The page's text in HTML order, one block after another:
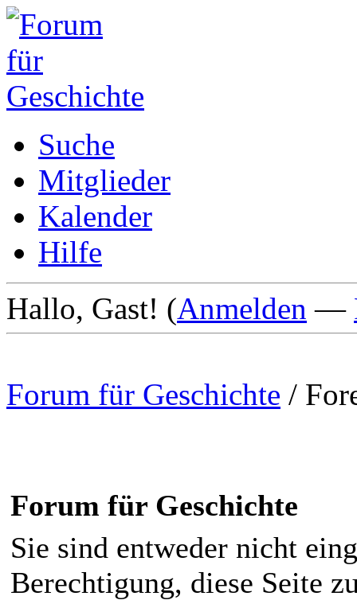
Suche
Mitglieder
Kalender
Hilfe
Hallo, Gast! (Anmelden —
Forum für Geschichte /
Forum für Geschichte
Sie sind entweder nicht
Berechtigung, diese Seite